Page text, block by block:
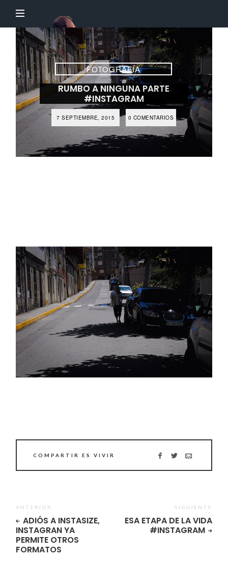
Profesor
Chillón
FOTOGRAFÍA
RUMBO A NINGUNA PARTE
#INSTAGRAM
7 SEPTIEMBRE, 2015 0 COMENTARIOS
COMPARTIR ES VIVIR
ANTERIOR
ADIÓS A INSTASIZE,
INSTAGRAN YA
PERMITE OTROS
FORMATOS
SIGUIENTE
ESA ETAPA DE LA VIDA
#INSTAGRAM